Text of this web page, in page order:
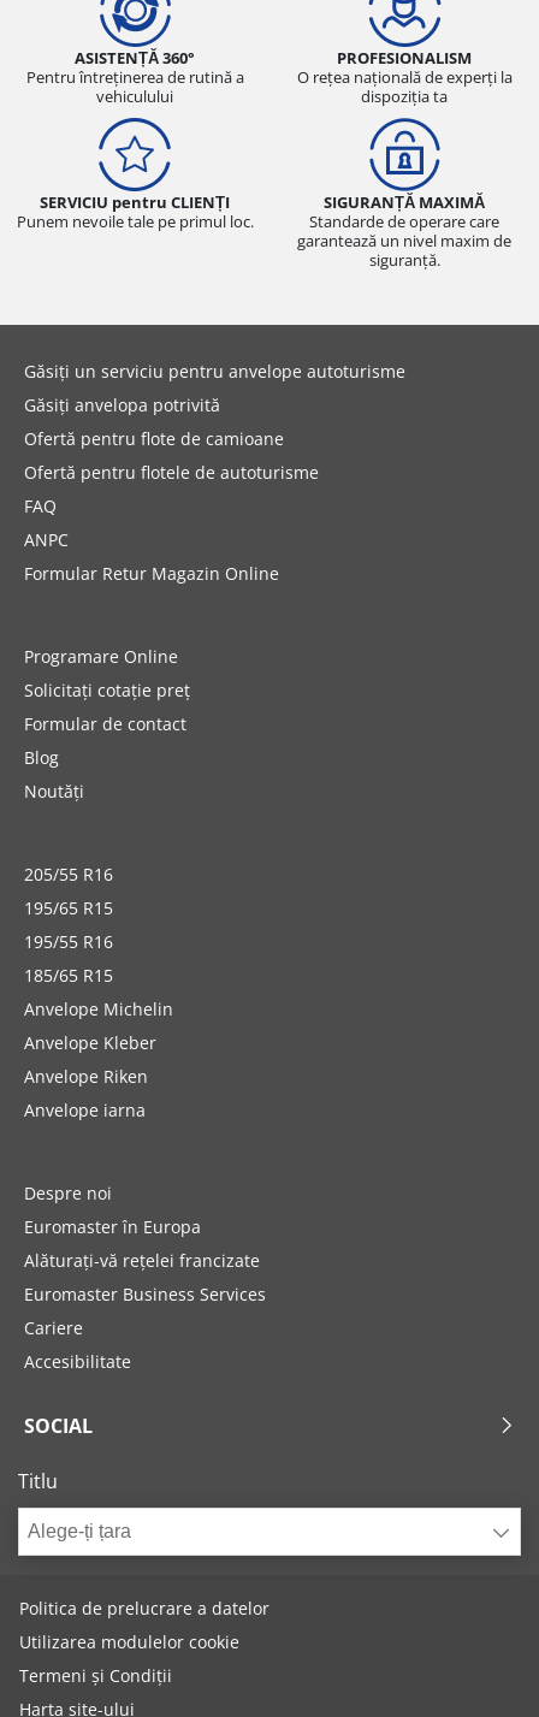
ASISTENȚĂ 360°
Pentru întreținerea de rutină a
vehiculului
PROFESIONALISM
O rețea națională de experți la
dispoziția ta
SERVICIU pentru CLIENȚI
Punem nevoile tale pe primul loc.
SIGURANȚĂ MAXIMĂ
Standarde de operare care
garantează un nivel maxim de
siguranță.
Găsiți un serviciu pentru anvelope autoturisme
Găsiți anvelopa potrivită
Ofertă pentru flote de camioane
Ofertă pentru flotele de autoturisme
FAQ
ANPC
Formular Retur Magazin Online
Programare Online
Solicitați cotație preț
Formular de contact
Blog
Noutăți
205/55 R16
195/65 R15
195/55 R16
185/65 R15
Anvelope Michelin
Anvelope Kleber
Anvelope Riken
Anvelope iarna
Despre noi
Euromaster în Europa
Alăturați-vă rețelei francizate
Euromaster Business Services
Cariere
Accesibilitate
SOCIAL
Titlu
Alege-ți țara
Politica de prelucrare a datelor
Utilizarea modulelor cookie
Termeni și Condiții
Harta site-ului